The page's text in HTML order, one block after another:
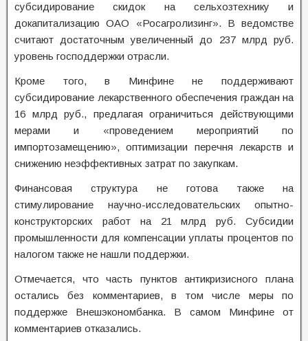
субсидирование скидок на сельхозтехнику и
докапитализацию ОАО «Росагролизинг». В ведомстве
считают достаточным увеличенный до 237 млрд руб.
уровень господдержки отрасли.
Кроме того, в Минфине не поддерживают
субсидирование лекарственного обеспечения граждан на
16 млрд руб., предлагая ограничиться действующими
мерами и «проведением мероприятий по
импортозамещению», оптимизации перечня лекарств и
снижению неэффективных затрат по закупкам.
Финансовая структура не готова также на
стимулирование научно-исследовательских опытно-
конструкторских работ на 21 млрд руб. Субсидии
промышленности для компенсации уплаты процентов по
налогом также не нашли поддержки.
Отмечается, что часть пунктов антикризисного плана
остались без комментариев, в том числе меры по
поддержке Внешэкономбанка. В самом Минфине от
комментариев отказались.